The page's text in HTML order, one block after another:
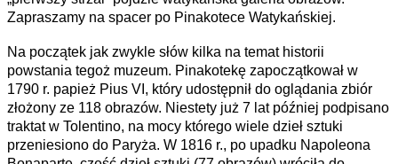
Zapraszamy na spacer po Pinakotece Watykańskiej.
Na początek jak zwykle słów kilka na temat historii
powstania tegoż muzeum. Pinakotekę zapoczątkował w
1790 r. papież Pius VI, który udostępnił do oglądania zbiór
złożony ze 118 obrazów. Niestety już 7 lat później podpisano
traktat w Tolentino, na mocy którego wiele dzieł sztuki
przeniesiono do Paryża. W 1816 r., po upadku Napoleona